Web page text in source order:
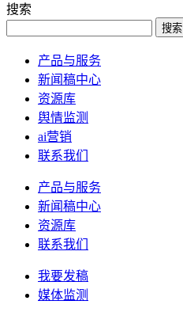
搜索
搜索
产品与服务
新闻稿中心
资源库
舆情监测
ai营销
联系我们
产品与服务
新闻稿中心
资源库
联系我们
我要发稿
媒体监测